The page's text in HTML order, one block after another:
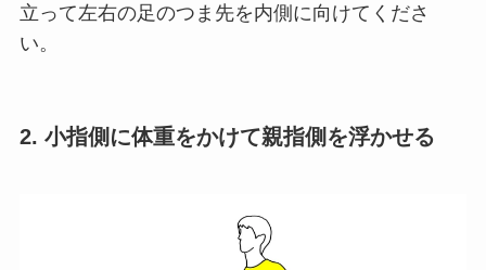
立って左右の足のつま先を内側に向けてくださ
い。
2. 小指側に体重をかけて親指側を浮かせる